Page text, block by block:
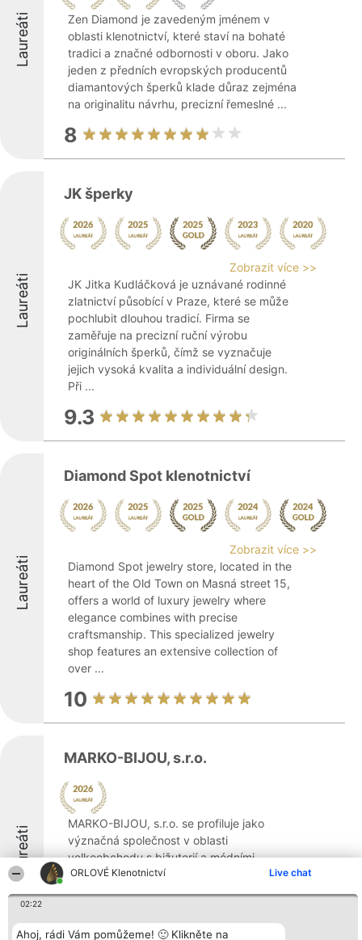
ORLOVÉ Klenotnictví Live chat
02:22
Ahoj, rádi Vám pomůžeme! 🙂 Klikněte na
Laureáti
Zen Diamond je zavedeným jménem v
oblasti klenotnictví, které staví na bohaté
tradici a značné odbornosti v oboru. Jako
jeden z předních evropských producentů
diamantových šperků klade důraz zejména
na originalitu návrhu, precizní řemeslné ...
8
Laureáti
JK šperky
Zobrazit více >>
JK Jitka Kudláčková je uznávané rodinné
zlatnictví působící v Praze, které se může
pochlubit dlouhou tradicí. Firma se
zaměřuje na precizní ruční výrobu
originálních šperků, čímž se vyznačuje
jejich vysoká kvalita a individuální design.
Při ...
9.3
Laureáti
Diamond Spot klenotnictví
Zobrazit více >>
Diamond Spot jewelry store, located in the
heart of the Old Town on Masná street 15,
offers a world of luxury jewelry where
elegance combines with precise
craftsmanship. This specialized jewelry
shop features an extensive collection of
over ...
10
Laureáti
MARKO-BIJOU, s.r.o.
MARKO-BIJOU, s.r.o. se profiluje jako
význačná společnost v oblasti
velkoobchodu s bižuterií a módními
doplňky. Zaměřuje se na prezentaci více
než 25 předních českých výrobců tradiční
a usiluje o to, ...